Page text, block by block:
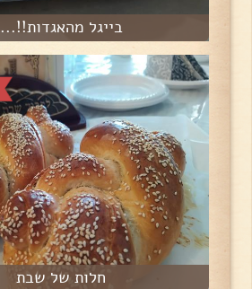
בייגל מהאגדות!!...
חלות של שבת